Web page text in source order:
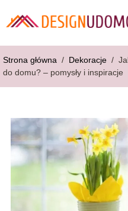
Strona główna / Dekoracje /
do domu? – pomysły i inspiracje